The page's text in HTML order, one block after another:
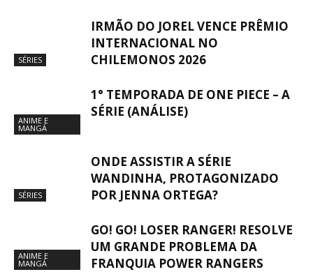
SÉRIES
IRMÃO DO JOREL VENCE PRÊMIO
INTERNACIONAL NO
CHILEMONOS 2026
ANIME E
MANGÁ
1° TEMPORADA DE ONE PIECE – A
SÉRIE (ANÁLISE)
SÉRIES
ONDE ASSISTIR A SÉRIE
WANDINHA, PROTAGONIZADO
POR JENNA ORTEGA?
ANIME E
MANGÁ
GO! GO! LOSER RANGER! RESOLVE
UM GRANDE PROBLEMA DA
FRANQUIA POWER RANGERS